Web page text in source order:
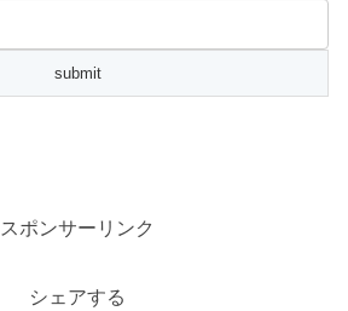
スポンサーリンク
シェアする